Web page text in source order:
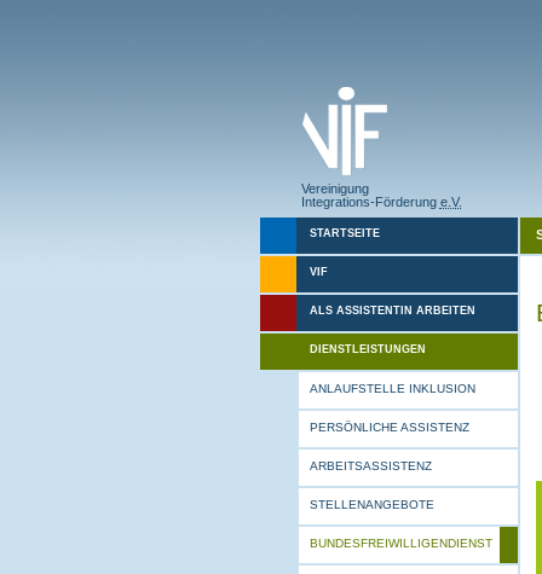
Vereinigung
Integrations-Förderung e.V.
STARTSEITE
VIF
ALS ASSISTENTIN ARBEITEN
DIENSTLEISTUNGEN
ANLAUFSTELLE INKLUSION
PERSÖNLICHE ASSISTENZ
ARBEITSASSISTENZ
STELLENANGEBOTE
BUNDESFREIWILLIGENDIENST